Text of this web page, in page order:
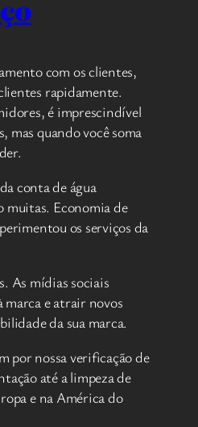
com os clientes,
rapidamente.
é imprescindível
mas quando você soma
conta de água
muitas. Economia de
os serviços da
As mídias sociais
marca e atrair novos
da sua marca.
por nossa verificação de
até a limpeza de
e na América do